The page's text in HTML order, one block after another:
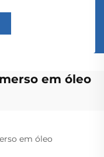
em óleo
em óleo